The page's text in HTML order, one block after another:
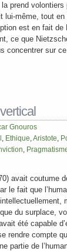
la prend volontiers
lui-même, tout en
est en fait de
ce que
concentrer sur
Gnouros
, Ethique,Aristote,
,
avait coutume
le fait que
du surplace,
été capable
rendre compte
partie de